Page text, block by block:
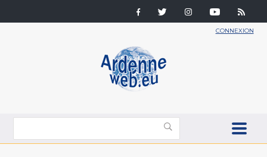
CONNEXION